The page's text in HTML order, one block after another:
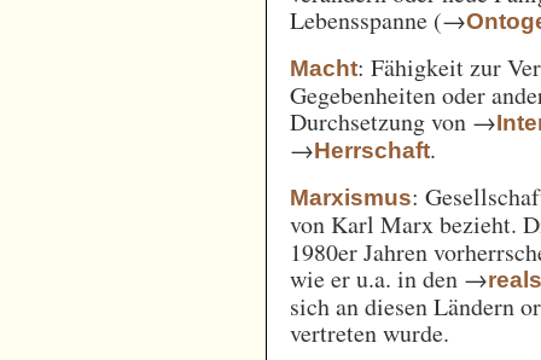
Lebensspanne (→
Macht: Fähigkeit zur
Gegebenheiten oder
Durchsetzung von →
→Herrschaft.
Marxismus:
von Karl Marx bezieht.
1980er Jahren
wie er u.a. in den →
sich an diesen Ländern
vertreten wurde.